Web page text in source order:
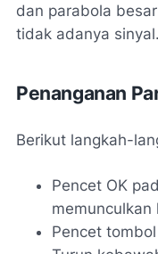
dan parabola
tidak adanya sinyal.
Penanganan
Berikut langkah-
Pencet OK
memunculkan
Pencet